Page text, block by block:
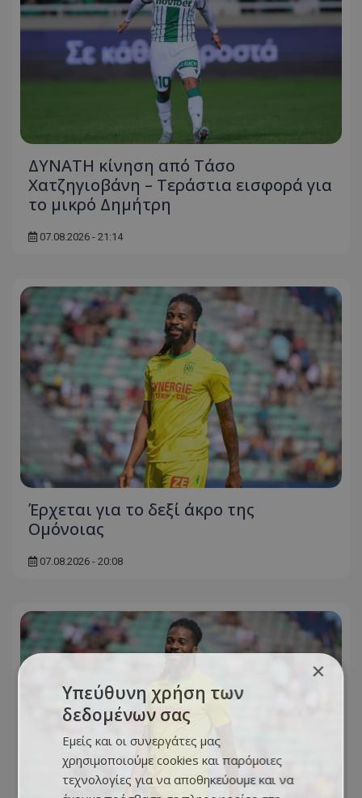
ΔΥΝΑΤΗ κίνηση από Τάσο
Χατζηγιοβάνη – Τεράστια εισφορά για
το μικρό Δημήτρη
07.08.2026 - 21:14
Έρχεται για το δεξί άκρο της
Ομόνοιας
07.08.2026 - 20:08
×
Υπεύθυνη χρήση των
δεδομένων σας
Εμείς και οι συνεργάτες μας
χρησιμοποιούμε cookies και παρόμοιες
τεχνολογίες για να αποθηκεύουμε και να